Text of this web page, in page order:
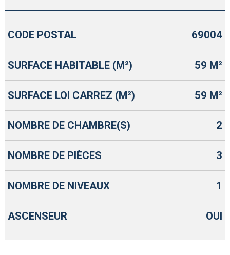
Caractérisque Valeurs
CODE POSTAL 69004
SURFACE HABITABLE (M²) 59 M²
SURFACE LOI CARREZ (M²) 59 M²
NOMBRE DE CHAMBRE(S) 2
NOMBRE DE PIÈCES 3
NOMBRE DE NIVEAUX 1
ASCENSEUR OUI